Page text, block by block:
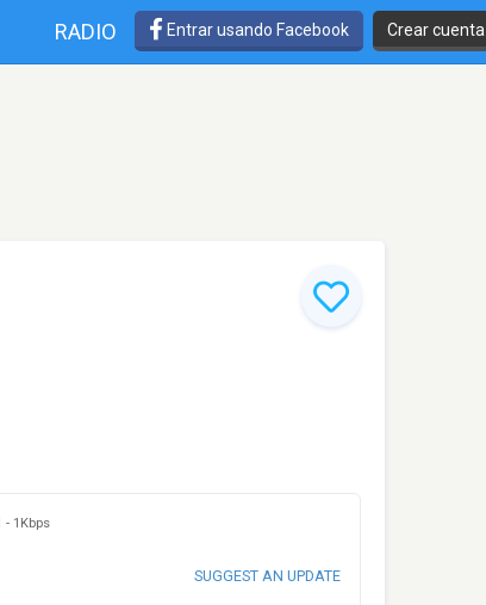
RADIO Entrar usando Facebook Crear cuenta
- 1Kbps
SUGGEST AN UPDATE